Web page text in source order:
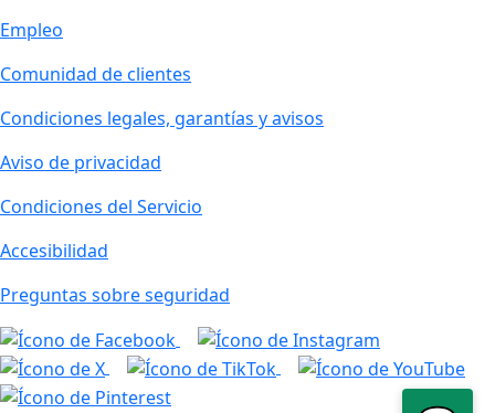
Empleo
Comunidad de clientes
Condiciones legales, garantías y avisos
Aviso de privacidad
Condiciones del Servicio
Accesibilidad
Preguntas sobre seguridad